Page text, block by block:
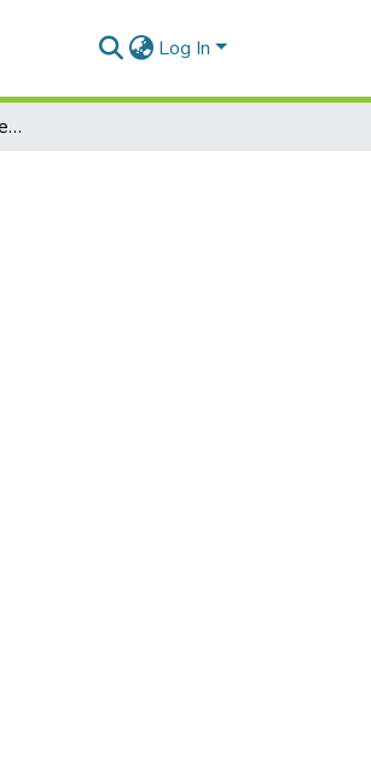
Log In
Kreatīvās domāšanas pieredze stilizēta portreta apgūšanā